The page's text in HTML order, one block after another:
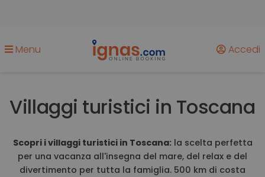
Menu Accedi
Villaggi turistici in Toscana
Scopri i villaggi turistici in Toscana:la scelta perfetta
per una vacanza all'insegna del mare, del relax e del
divertimento per tutta la famiglia. 500 km di costa